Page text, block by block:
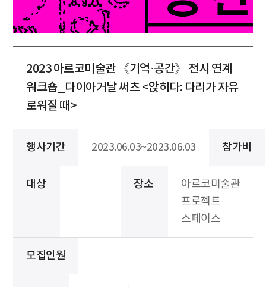
2023 아르코미술관 《기억·공간》 전시 연계
워크숍_다이아거날 써츠 <앉히다: 다리가 자유
로워질 때>
행사기간 2023.06.03~2023.06.03 참가비
대상 장소
아르코미술관
프로젝트
스페이스
모집인원